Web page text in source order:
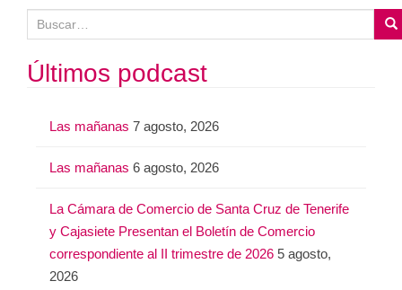
u
s
c
Últimos podcast
Las mañanas 7 agosto, 2026
Las mañanas 6 agosto, 2026
La Cámara de Comercio de Santa Cruz de Tenerife
y Cajasiete Presentan el Boletín de Comercio
correspondiente al II trimestre de 2026 5 agosto,
2026